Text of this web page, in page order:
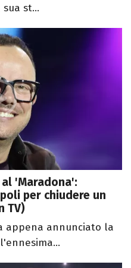
st...
al 'Maradona':
per chiudere un
TV)
appena annunciato la